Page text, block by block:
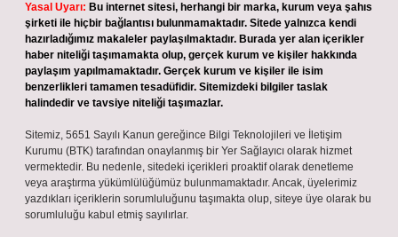
Yasal Uyarı: Bu internet sitesi, herhangi bir marka, kurum veya şahıs
şirketi ile hiçbir bağlantısı bulunmamaktadır. Sitede yalnızca kendi
hazırladığımız makaleler paylaşılmaktadır. Burada yer alan içerikler
haber niteliği taşımamakta olup, gerçek kurum ve kişiler hakkında
paylaşım yapılmamaktadır. Gerçek kurum ve kişiler ile isim
benzerlikleri tamamen tesadüfidir. Sitemizdeki bilgiler taslak
halindedir ve tavsiye niteliği taşımazlar.
Sitemiz, 5651 Sayılı Kanun gereğince Bilgi Teknolojileri ve İletişim
Kurumu (BTK) tarafından onaylanmış bir Yer Sağlayıcı olarak hizmet
vermektedir. Bu nedenle, sitedeki içerikleri proaktif olarak denetleme
veya araştırma yükümlülüğümüz bulunmamaktadır. Ancak, üyelerimiz
yazdıkları içeriklerin sorumluluğunu taşımakta olup, siteye üye olarak bu
sorumluluğu kabul etmiş sayılırlar.